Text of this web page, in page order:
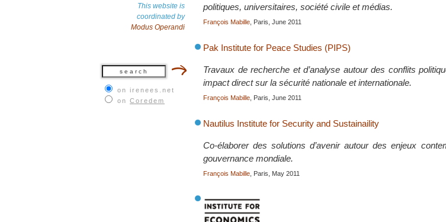
This website is
coordinated by
Modus Operandi
on irenees.net
on Coredem
politiques, universitaires, société civile et médias.
François Mabille , Paris, June 2011
Pak Institute for Peace Studies (PIPS)
Travaux de recherche et d’analyse autour des conflits
impact direct sur la sécurité nationale et internationale.
François Mabille , Paris, June 2011
Nautilus Institute for Security and Sustainaility
Co-élaborer des solutions d’avenir autour des enjeux
gouvernance mondiale.
François Mabille , Paris, May 2011